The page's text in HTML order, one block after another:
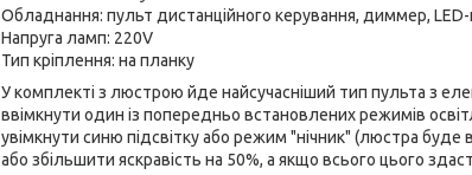
Обладнання: пульт дистанційного керування, диммер, LED-
Напруга ламп: 220V
Тип кріплення: на планку
У комплекті з люстрою йде найсучасніший тип пульта з
ввімкнути один із попередньо встановлених режимів
увімкнути синю підсвітку або режим "нічник" (люстра
або збільшити яскравість на 50%, а якщо всього цього